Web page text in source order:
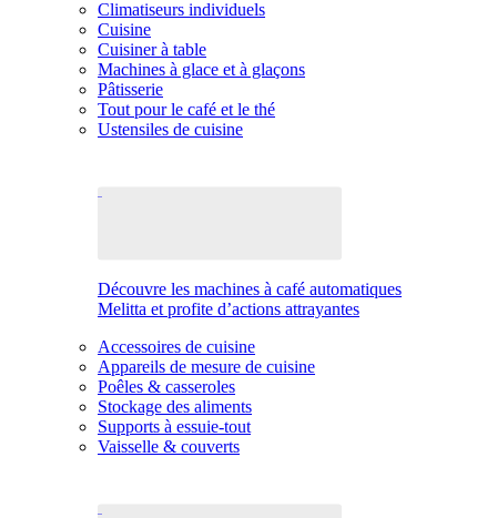
Climatiseurs individuels
Cuisine
Cuisiner à table
Machines à glace et à glaçons
Pâtisserie
Tout pour le café et le thé
Ustensiles de cuisine
Découvre les machines à café automatiques
Melitta et profite d’actions attrayantes
Accessoires de cuisine
Appareils de mesure de cuisine
Poêles & casseroles
Stockage des aliments
Supports à essuie-tout
Vaisselle & couverts